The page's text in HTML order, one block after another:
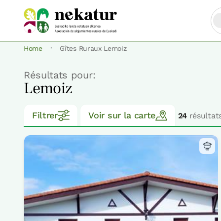
Home · Gîtes Ruraux Lemoiz
Résultats pour:
Lemoiz
Filtrer Voir sur la carte 24